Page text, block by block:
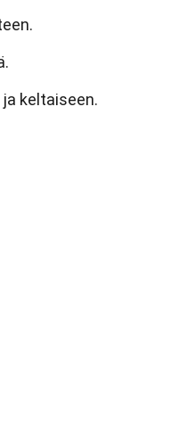
keltaiseen.